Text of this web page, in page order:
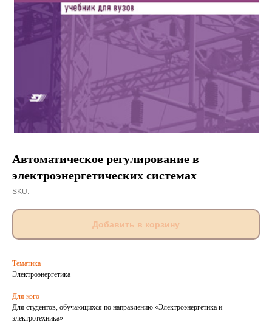
Автоматическое регулирование в
электроэнергетических системах
SKU:
Добавить в корзину
Тематика
Электроэнергетика
Для кого
Для студентов, обучающихся по направлению «Электроэнергетика и
электротехника»